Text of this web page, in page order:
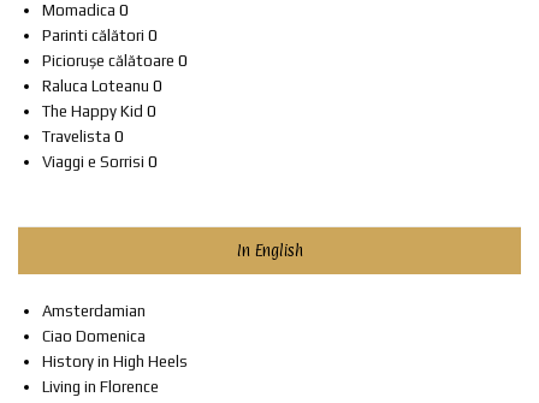
Momadica 0
Parinti călători 0
Piciorușe călătoare 0
Raluca Loteanu 0
The Happy Kid 0
Travelista 0
Viaggi e Sorrisi 0
In English
Amsterdamian
Ciao Domenica
History in High Heels
Living in Florence